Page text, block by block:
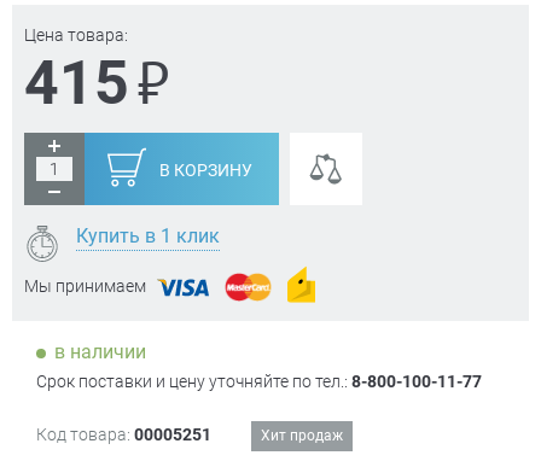
Цена товара:
415₽
В КОРЗИНУ
Купить в 1 клик
Мы принимаем
в наличии
Срок поставки и цену уточняйте по тел.: 8-800-100-11-77
Код товара: 00005251 Хит продаж